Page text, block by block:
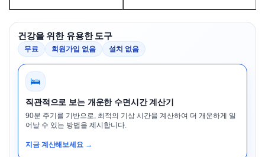
건강을 위한 유용한 도구
무료 회원가입 없음 설치 없음
🛌
직관적으로 보는 개운한 수면시간 계산기
90분 주기를 기반으로, 최적의 기상 시간을 계산하여 더 개운하게 일
어날 수 있는 방법을 제시합니다.
지금 계산해보세요 →